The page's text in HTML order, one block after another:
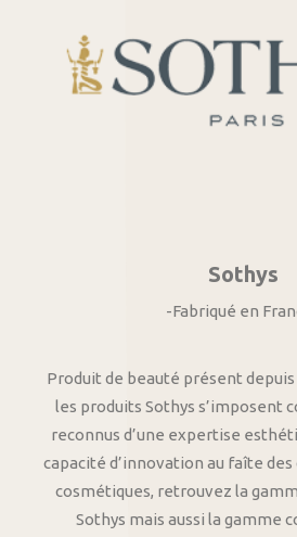
Sothys
-Fabriqué en
Produit de beauté présent depuis
les produits Sothys s’imposent
reconnus d’une expertise
capacité d’innovation au faîte
cosmétiques, retrouvez la
Sothys mais aussi la gamme